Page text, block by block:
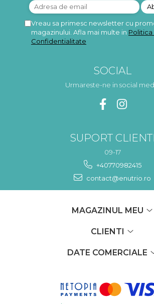
Vreau sa primesc newsletter cu
magazinului. Afla mai multe in Politica
Confidentialitate
SOCIAL
Urmareste-ne in social
SUPORT CLIENTI
09-17
+40770982415
contact@enutrio.ro
MAGAZINUL MEU
CLIENTI
DATE COMERCIALE